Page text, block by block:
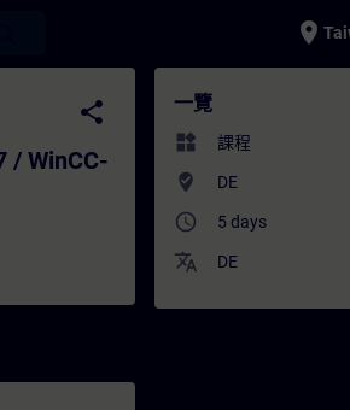
place
Umfeld (Online
share
/ WinCC-
一覽
widgets 課程
where_to_vote DE
access_time 5 days
translate DE